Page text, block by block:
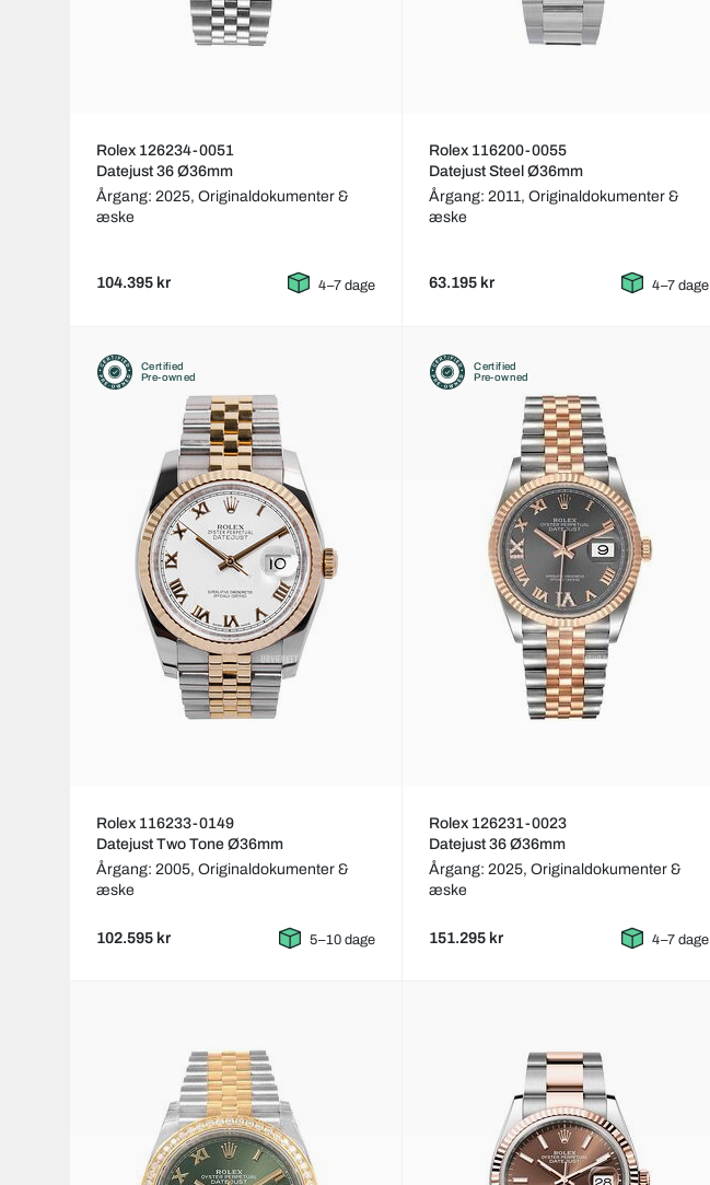
Rolex 126234-0051
Datejust 36 Ø36mm
Årgang: 2025, Originaldokumenter &
æske
104.395 kr 4–7 dage
Rolex 116200-0055
Datejust Steel Ø36mm
Årgang: 2011,Originaldokumenter &
æske
63.195 kr 4–7 dage
Certified
Pre-owned
Rolex 116233-0149
Datejust Two Tone Ø36mm
Årgang: 2005, Originaldokumenter &
æske
102.595 kr 5–10 dage
Certified
Pre-owned
Rolex 126231-0023
Datejust 36 Ø36mm
Årgang: 2025,Originaldokumenter &
æske
151.295 kr 4–7 dage